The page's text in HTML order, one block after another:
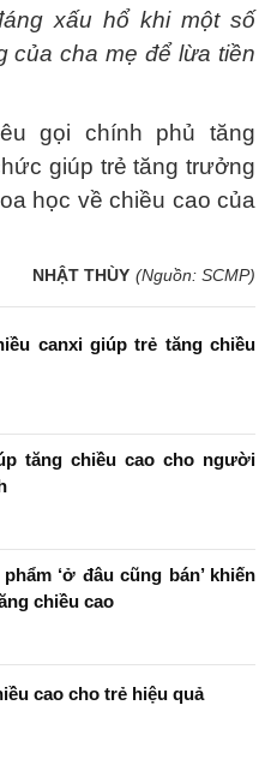
xấu hổ khi một số
của cha mẹ để lừa tiền
gọi chính phủ tăng
giúp trẻ tăng trưởng
học về chiều cao của
NHẬT THÙY (Nguồn: SCMP)
canxi giúp trẻ tăng chiều
tăng chiều cao cho người
‘ở đâu cũng bán’ khiến
chiều cao
cao cho trẻ hiệu quả